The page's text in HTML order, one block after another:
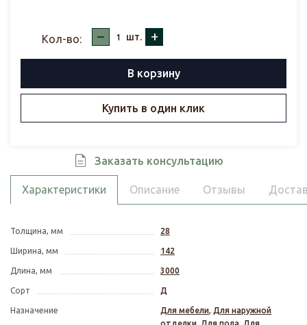
Кол-во: – шт. +
В корзину
Купить в один клик
Заказать консультацию
Характеристики Описание Отзывы
Толщина, мм 28
Ширина, мм 142
Длина, мм 3000
Сорт Д
Назначение Для мебели, Для наружной